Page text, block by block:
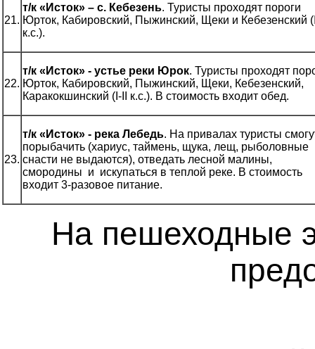
21.
т/к «Исток» – с. Кебезень. Туристы проходят пороги
Юрток, Кабировский, Пыжинский, Щеки и Кебезенский
к.с.).
22.
т/к «Исток» - устье реки Юрок. Туристы проходят
Юрток, Кабировский, Пыжинский, Щеки, Кебезенский,
Каракокшинский (I-II к.с.). В стоимость входит обед.
23.
т/к «Исток» - река Лебедь. На привалах туристы
порыбачить (хариус, таймень, щука, лещ, рыболовные
снасти не выдаются), отведать лесной малины,
смородины и искупаться в теплой реке. В стоимость
входит 3-разовое питание.
На пешеходные